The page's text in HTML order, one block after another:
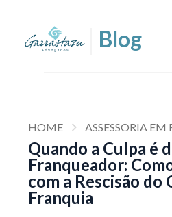
HOME ASSESSORIA
Quando a Culpa é
Franqueador:
com a Rescisão
Franquia